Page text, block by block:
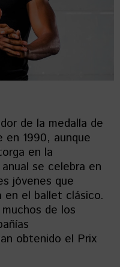
de la medalla de
en 1990, aunque
en la
se celebra en
jóvenes que
en el ballet clásico.
de los
obtenido el Prix